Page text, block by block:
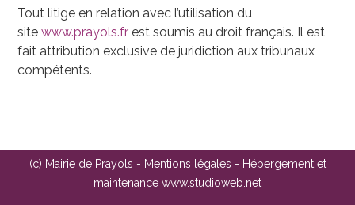
Tout litige en relation avec l’utilisation du
sitewww.prayols.fr est soumis au droit français. Il est
fait attribution exclusive de juridiction aux tribunaux
compétents.
(c) Mairie de Prayols - Mentions légales - Hébergement et
maintenance www.studioweb.net